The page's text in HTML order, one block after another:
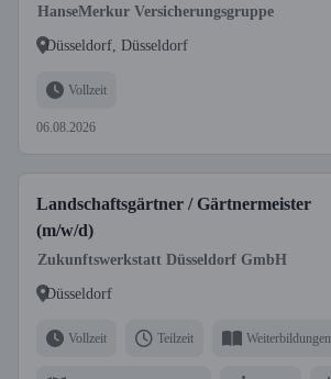
HanseMerkur Versicherungsgruppe
Düsseldorf, Düsseldorf
Vollzeit
06.08.2026
Landschaftsgärtner / Gärtnermeister
(m/w/d)
Zukunftswerkstatt Düsseldorf GmbH
Düsseldorf
Vollzeit Teilzeit Weiterbildungen